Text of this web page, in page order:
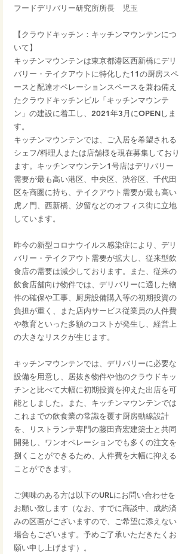
フードデリバリー研究所所長　児玉
【クラウドキッチン：キッチンマウンテンにつ
いて】
キッチンマウンテンは東京都港区西新橋にデリ
バリー・テイクアウトに特化した11の厨房スペ
ースと配達オペレーションスペースを兼ね備え
たクラウドキッチンビル「キッチンマウンテ
ン」の建設に着工し、2021年3月にOPENしま
す。
キッチンマウンテンでは、ご入居を希望される
シェフ/料理人または店舗様を現在募集しており
ます。キッチンマウンテン1号店はデリバリー
需要が最も高い港区、中央区、渋谷区、千代田
区を商圏に持ち、テイクアウト需要が最も高い
虎ノ門、西新橋、汐留などのオフィス街に立地
しています。
昨今の新型コロナウイルス感染症により、デリ
バリー・テイクアウト需要が拡大し、従来型飲
食店の需要は減少しております。また、従来の
飲食店舗向け物件では、デリバリーに適した物
件の確保や工事、厨房設備購入等の初期投資の
負担が重く、また店内サービス従業員の人件費
や教育といった多額のコストが発生し、経営上
の大きなリスクが生じます。
キッチンマウンテンでは、デリバリーに必要な
設備を用意し、居抜き物件や他のクラウドキッ
チンと比べて大幅に初期投資を抑えた出店を可
能としました。また、キッチンマウンテンでは
これまでの飲食業の常識を覆す厨房動線設計
を、リストランテ専門の藤田斉宏建築士と共同
開発し、ワンオペレーションでも多くの注文を
捌くことができるため、人件費を大幅に抑える
ことができます。
ご興味のある方は以下のURLにお問い合わせを
お願い致します（なお、すでに商談中、成約済
みの区画がございますので、ご希望に添えない
場合もございます。予めご了承いただきたくお
願い申し上げます）。